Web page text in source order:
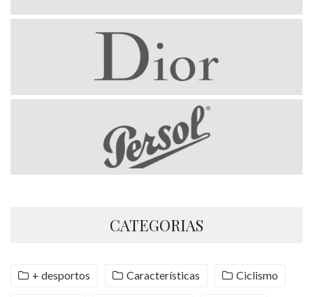
CATEGORIAS
+ desportos Características Ciclismo